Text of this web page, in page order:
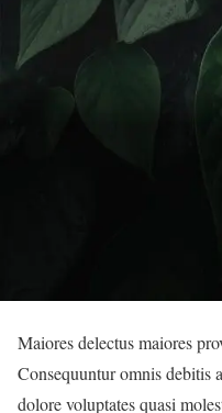
Maiores delectus maiores
Consequuntur omnis debitis
dolore voluptates quasi